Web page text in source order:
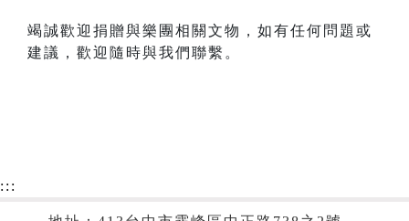
竭誠歡迎捐贈與樂團相關文物，如有任何問題或
建議，歡迎隨時與我們聯繫。
:::